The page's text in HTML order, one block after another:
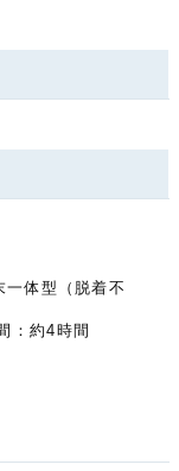
体型（脱着不
：約4時間